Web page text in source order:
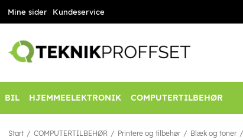
Mine sider Kundeservice
BIL HJEMMEELEKTRONIK COMPUTERTILBEHØR
Start COMPUTERTILBEHØR Printere og tilbehør Blæk og toner